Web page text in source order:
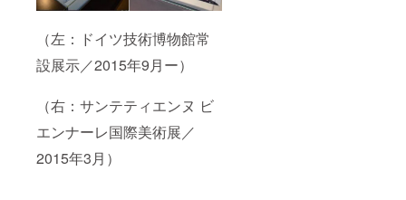
（左：ドイツ技術博物館常
設展示／2015年9月ー）
（右：サンテティエンヌ ビ
エンナーレ国際美術展／
2015年3月）